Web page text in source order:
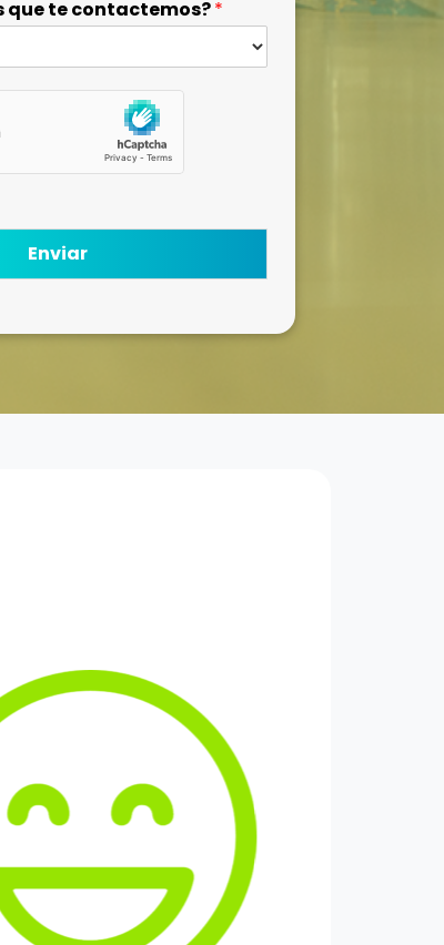
que te contactemos?*
Enviar